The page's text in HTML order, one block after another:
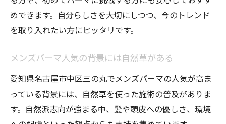
めできます。自分らしさを大切にしつつ、今のトレンド
を取り入れたい方にピッタリです。
メンズパーマ人気の背景には自然草がある
愛知県名古屋市中区三の丸でメンズパーマの人気が高ま
っている背景には、自然草を使った施術の普及がありま
す。自然派志向が強まる中、髪や頭皮への優しさ、環境